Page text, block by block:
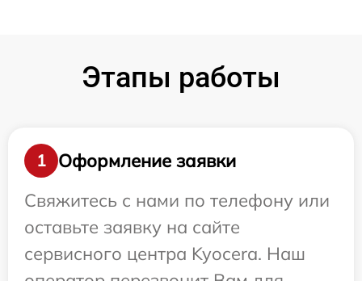
Этапы работы
1
Оформление заявки
Свяжитесь с нами по телефону или
оставьте заявку на сайте
сервисного центра Kyocera. Наш